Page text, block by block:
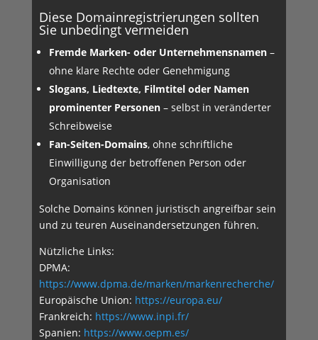
Diese Domainregistrierungen sollten
Sie unbedingt vermeiden
Fremde Marken- oder Unternehmensnamen–
ohne klare Rechte oder Genehmigung
Slogans, Liedtexte, Filmtitel oder Namen
prominenter Personen– selbst in veränderter
Schreibweise
Fan-Seiten-Domains, ohne schriftliche
Einwilligung der betrof­fenen Person oder
Organisation
Solche Domains können juristisch angreifbar sein
und zu teuren Auseinandersetzungen führen.
Nützliche Links:
DPMA:
https://www.dpma.de/marken/markenrecherche/
Europäische Union: https://europa.eu/
Frankreich: https://www.inpi.fr/
Spanien: https://www.oepm.es/